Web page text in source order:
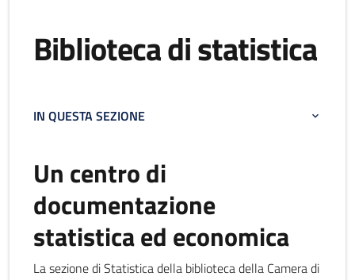
Biblioteca di statistica
IN QUESTA SEZIONE
Un centro di
documentazione
statistica ed economica
La sezione di Statistica della biblioteca della Camera di